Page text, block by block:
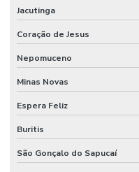
Jacutinga
Coração de Jesus
Nepomuceno
Minas Novas
Espera Feliz
Buritis
São Gonçalo do Sapucaí